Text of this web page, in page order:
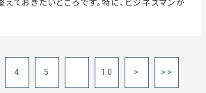
ておきたいところです。特に、ビジネスマンが
4 5 10 > >>